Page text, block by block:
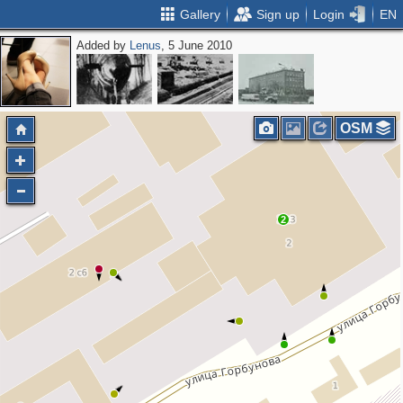
Gallery Sign up Login EN
Added by Lenus, 5 June 2010
2
OSM